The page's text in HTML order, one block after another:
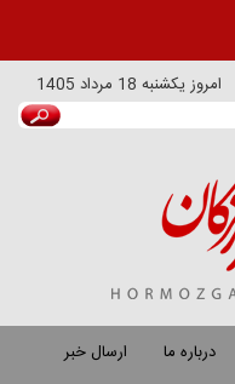
امروزيكشنبه 18 مرداد 1405
درباره ما
ارسال خبر